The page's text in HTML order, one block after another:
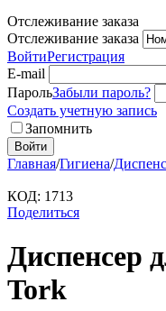
Отслеживание заказа
Отслеживание заказа
ВойтиРегистрация
E-mail
ПарольЗабыли пароль?
Создать учетную запись
Запомнить
Войти
Главная/Гигиена/
КОД: 1713
Поделиться
Диспенсер
Tork